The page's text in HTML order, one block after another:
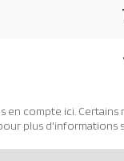
en compte ici.
plus d'informations